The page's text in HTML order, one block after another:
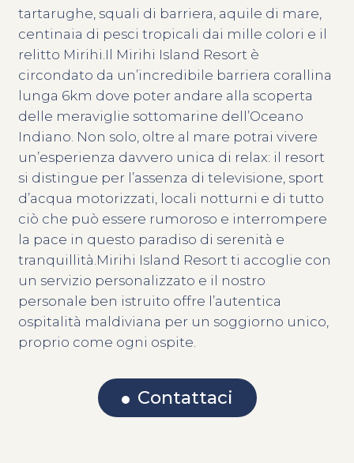
tartarughe, squali di barriera, aquile di mare,
centinaia di pesci tropicali dai mille colori e il
relitto Mirihi.Il Mirihi Island Resort è
circondato da un’incredibile barriera corallina
lunga 6km dove poter andare alla scoperta
delle meraviglie sottomarine dell’Oceano
Indiano. Non solo, oltre al mare potrai vivere
un’esperienza davvero unica di relax: il resort
si distingue per l’assenza di televisione, sport
d’acqua motorizzati, locali notturni e di tutto
ciò che può essere rumoroso e interrompere
la pace in questo paradiso di serenità e
tranquillità.Mirihi Island Resort ti accoglie con
un servizio personalizzato e il nostro
personale ben istruito offre l’autentica
ospitalità maldiviana per un soggiorno unico,
proprio come ogni ospite.
Contattaci